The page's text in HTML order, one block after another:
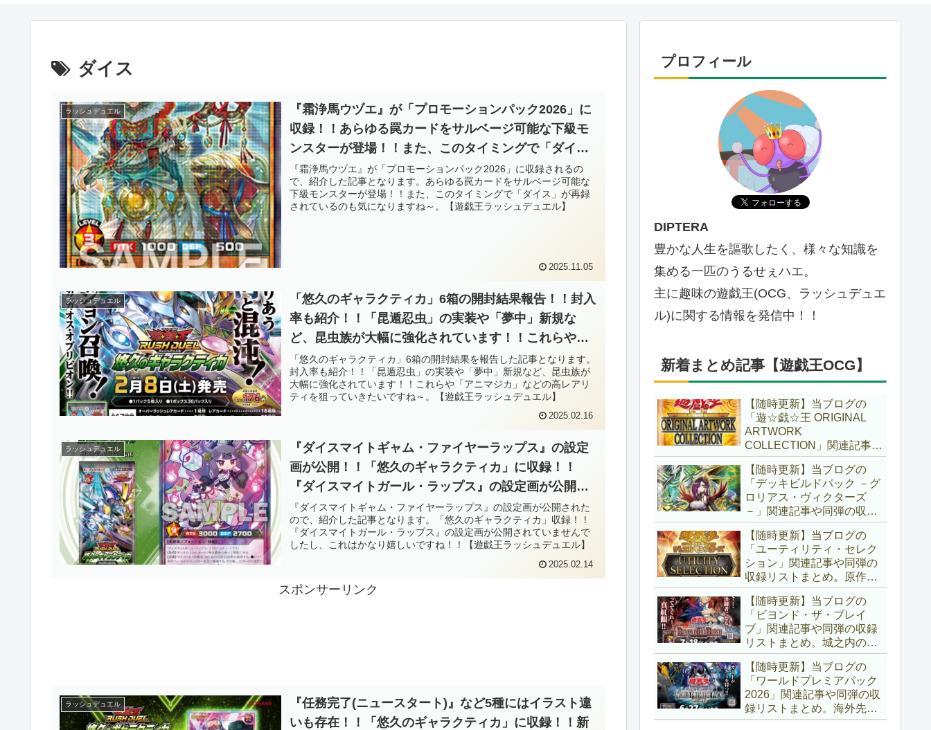
ダイス
ラッシュデュエル
『霜浄馬ウヅエ』が「プロモーションパック2026」に
収録！！あらゆる罠カードをサルベージ可能な下級モ
ンスターが登場！！また、このタイミングで「ダイ
ス」が再録されているのも気になりますね～。【遊戯
王ラッシュデュエル】
『霜浄馬ウヅエ』が「プロモーションパック2026」に収録されるの
で、紹介した記事となります。あらゆる罠カードをサルベージ可能な
下級モンスターが登場！！また、このタイミングで「ダイス」が再録
されているのも気になりますね～。【遊戯王ラッシュデュエル】
2025.11.05
ラッシュデュエル
「悠久のギャラクティカ」6箱の開封結果報告！！封入
率も紹介！！「昆遁忍虫」の実装や「夢中」新規な
ど、昆虫族が大幅に強化されています！！これらや
「アニマジカ」などの高レアリティを狙っていきたい
ですね～。【遊戯王ラッシュデュエル】
「悠久のギャラクティカ」6箱の開封結果を報告した記事となります。
封入率も紹介！！「昆遁忍虫」の実装や「夢中」新規など、昆虫族が
大幅に強化されています！！これらや「アニマジカ」などの高レアリ
ティを狙っていきたいですね～。【遊戯王ラッシュデュエル】
2025.02.16
ラッシュデュエル
『ダイスマイトギャム・ファイヤーラップス』の設定
画が公開！！「悠久のギャラクティカ」に収録！！
『ダイスマイトガール・ラップス』の設定画が公開さ
れていませんでしたし、これはかなり嬉しいです
ね！！【遊戯王ラッシュデュエル】
『ダイスマイトギャム・ファイヤーラップス』の設定画が公開された
ので、紹介した記事となります。「悠久のギャラクティカ」収録！！
『ダイスマイトガール・ラップス』の設定画が公開されていませんで
したし、これはかなり嬉しいですね！！【遊戯王ラッシュデュエル】
2025.02.14
スポンサーリンク
ラッシュデュエル
『任務完了(ニュースタート)』など5種にはイラスト違
いも存在！！「悠久のギャラクティカ」に収録！！新
プロフィール
DIPTERA
豊かな人生を謳歌したく、様々な知識を
集める一匹のうるせぇハエ。
主に趣味の遊戯王(OCG、ラッシュデュエ
ル)に関する情報を発信中！！
新着まとめ記事【遊戯王OCG】
【随時更新】当ブログの
「遊☆戯☆王 ORIGINAL
ARTWORK
COLLECTION」関連記事や
同弾の収録リストまとめ。
マンガスタイルとオーバー
フレームに焦点を当てた新
商品！！また、原作のモン
スターもリメイクされてい
ます！！【遊戯王OCG】
【随時更新】当ブログの
「デッキビルドパック －グ
ロリアス・ヴィクターズ
－」関連記事や同弾の収録
リストまとめ。効果を持た
ない古のモンスターを使役
する儀式テーマ「セネト」
に加え、「レイズ・ムー
ン」や「異解△」も登
場！！【遊戯王OCG】
【随時更新】当ブログの
「ユーティリティ・セレク
ション」関連記事や同弾の
収録リストまとめ。原作の
名シーンや懐かしの人気モ
ンスターをイメージした新
規カードが多数登場！！ま
た、「ドミナス」などの豪
華再録にも注目ですね～。
【遊戯王OCG】
【随時更新】当ブログの
「ビヨンド・ザ・ブレイ
ブ」関連記事や同弾の収録
リストまとめ。城之内のカ
ードたちが『時の黒魔術
師』関連となってリメイ
ク！！さらに、「Ｄ－ＨＥ
ＲＯ」の『幽獄の時計塔』
も待望のリメイクです！！
【随時更新】当ブログの
「ワールドプレミアパック
2026」関連記事や同弾の収
録リストまとめ。海外先行
カードが例年より早く来